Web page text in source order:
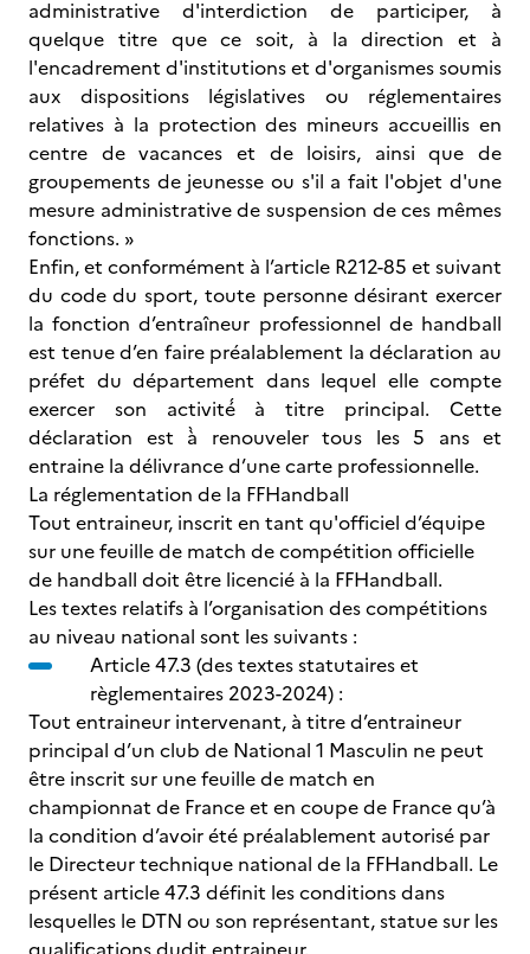
administrative d'interdiction de participer, à
quelque titre que ce soit, à la direction et à
l'encadrement d'institutions et d'organismes soumis
aux dispositions législatives ou réglementaires
relatives à la protection des mineurs accueillis en
centre de vacances et de loisirs, ainsi que de
groupements de jeunesse ou s'il a fait l'objet d'une
mesure administrative de suspension de ces mêmes
fonctions. »
Enfin, et conformément à l’article R212-85 et suivant
du code du sport, toute personne désirant exercer
la fonction d’entraîneur professionnel de handball
est tenue d’en faire préalablement la déclaration au
préfet du département dans lequel elle compte
exercer son activité́ à titre principal. Cette
déclaration est à̀ renouveler tous les 5 ans et
entraine la délivrance d’une carte professionnelle.
La réglementation de la FFHandball
Tout entraineur, inscrit en tant qu'officiel d’équipe
sur une feuille de match de compétition officielle
de handball doit être licencié à la FFHandball.
Les textes relatifs à l’organisation des compétitions
au niveau national sont les suivants :
Article 47.3 (des textes statutaires et
règlementaires 2023-2024) :
Tout entraineur intervenant, à titre d’entraineur
principal d’un club de National 1 Masculin ne peut
être inscrit sur une feuille de match en
championnat de France et en coupe de France qu’à
la condition d’avoir été préalablement autorisé par
le Directeur technique national de la FFHandball. Le
présent article 47.3 définit les conditions dans
lesquelles le DTN ou son représentant, statue sur les